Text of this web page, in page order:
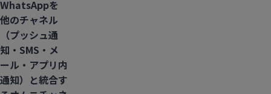
WhatsAppを
他のチャネル
（プッシュ通
知・SMS・メ
ール・アプリ内
通知）と統合す